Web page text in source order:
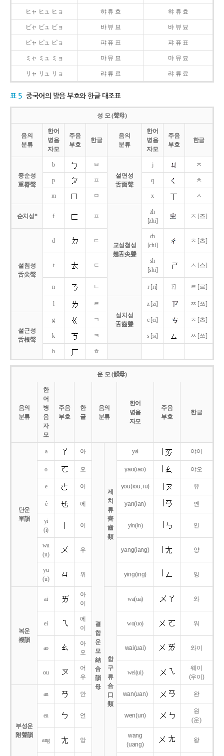
ヒャ ヒュ ヒョ 햐 휴 효 햐 휴 효
ビャ ビュ ビョ 뱌 뷰 뵤 뱌 뷰 뵤
ピャ ピュ ピョ 퍄 퓨 표 퍄 퓨 표
ミャ ミュ ミョ 먀 뮤 묘 먀 뮤 묘
リャ リュ リョ 랴 류 료 랴 류 료
표 5 중국어의 발음 부호와 한글 대조표
성 모 (聲母)
음의
분류
한어
병음
자모
주음
부호
한글
음의
분류
한어
병음
자모
주음
부호
한글
중순성
重脣聲
b
ㅂ
설면성
舌面聲
j ㅈ
p ㅍ q ㅊ
m ㅁ x ㅅ
순치성* f ㅍ
교설첨성
翹舌尖聲
zh
[zhi]
ㅈ [즈]
설첨성
舌尖聲
d ㄷ
ch
[chi]
ㅊ [츠]
t ㅌ
sh
[shi]
ㅅ [스]
n ㄴ r [ri] ㄖ ㄹ [르]
l
ㄹ
설치성
舌齒聲
z [zi] ㅉ [쯔]
설근성
舌根聲
g ㄱ c [ci] ㅊ [츠]
k ㅋ s [si] ㅆ [쓰]
h ㅎ
운 모 (韻母)
음의
분류
한
어
병
음
자
모
주음
부호
한
글
음의
분류
한어
병음
자모
주음
부호
한글
단운
單韻
a 아
결
합
운
모
結
合
韻
母
제
치
류
齊
齒
類
yai 야이
o 오 yao(iao) 야오
e 어 you(iou,iu) 유
ê 에 yan(ian) 옌
yi
(i)
이 yin(in) 인
wu
(u)
우 yang(iang) 양
yu
(u)
위 ying(ing) 잉
복운
複韻
ai
아
이
합
구
류
合
口
類
wa(ua) 와
ei
에
이
wo(uo) 워
ao
아
오
wai(uai) 와이
ou
어
우
wei(ui)
웨이
(우이)
부성운
附聲韻
an 안 wan(uan) 완
en 언 wen(un)
원
(운)
ang 앙
wang
(uang)
왕